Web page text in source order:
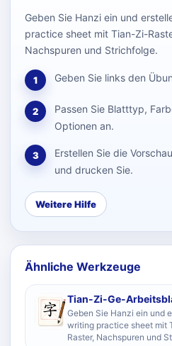
Geben Sie Hanzi ein und
practice sheet mit Tian-Zi-
Nachspuren und Strichfolge.
1 Geben Sie links den
2
Passen Sie Blatttyp,
Optionen an.
3
Erstellen Sie die
und drucken Sie.
Weitere Hilfe
Ähnliche Werkzeuge
Tian-Zi-Ge-
Geben Sie Hanzi ein und
writing practice sheet mit
Raster, Nachspuren und